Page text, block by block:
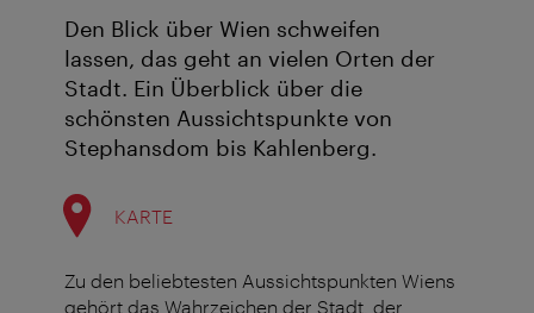
Den Blick über Wien schweifen
lassen, das geht an vielen Orten der
Stadt. Ein Überblick über die
schönsten Aussichtspunkte von
Stephansdom bis Kahlenberg.
KARTE
Zu den beliebtesten Aussichtspunkten Wiens
gehört das Wahrzeichen der Stadt, der